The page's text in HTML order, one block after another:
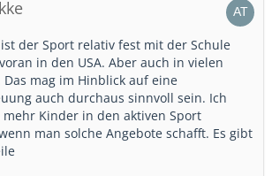
der Sport relativ fest mit der Schule
in den USA. Aber auch in vielen
mag im Hinblick auf eine
auch durchaus sinnvoll sein. Ich
mehr Kinder in den aktiven Sport
man solche Angebote schafft. Es gibt